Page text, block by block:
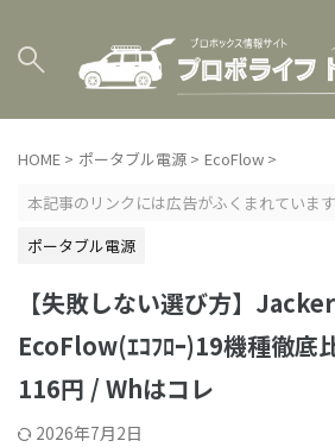
HOME > ポータブル電源 > EcoFlow >
本記事のリンクには広告がふくまれています
ポータブル電源
【失敗しない選び方】
EcoFlow(ｴｺﾌﾛｰ)19機種徹底
116円 / Whはコレ
2026年7月2日